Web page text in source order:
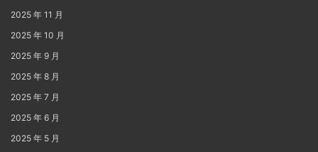
2025 年 11 月
2025 年 10 月
2025 年 9 月
2025 年 8 月
2025 年 7 月
2025 年 6 月
2025 年 5 月